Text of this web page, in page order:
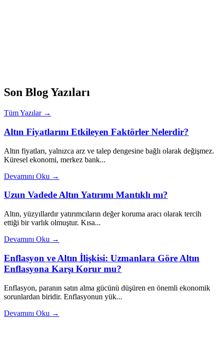
Son Blog Yazıları
Tüm Yazılar →
Altın Fiyatlarını Etkileyen Faktörler Nelerdir?
Altın fiyatları, yalnızca arz ve talep dengesine bağlı olarak değişmez.
Küresel ekonomi, merkez bank...
Devamını Oku →
Uzun Vadede Altın Yatırımı Mantıklı mı?
Altın, yüzyıllardır yatırımcıların değer koruma aracı olarak tercih
ettiği bir varlık olmuştur. Kısa...
Devamını Oku →
Enflasyon ve Altın İlişkisi: Uzmanlara Göre Altın
Enflasyona Karşı Korur mu?
Enflasyon, paranın satın alma gücünü düşüren en önemli ekonomik
sorunlardan biridir. Enflasyonun yük...
Devamını Oku →